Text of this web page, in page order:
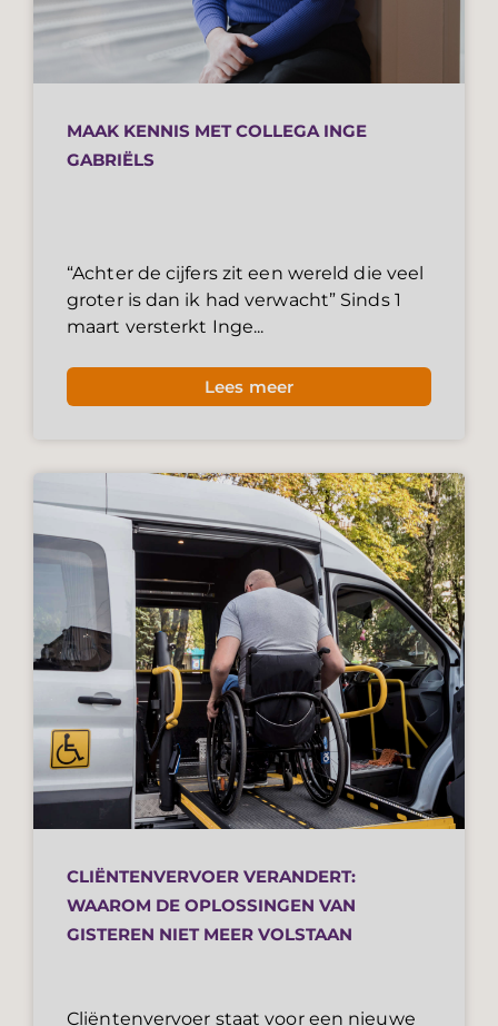
MAAK KENNIS MET COLLEGA INGE
GABRIËLS
“Achter de cijfers zit een wereld die veel
groter is dan ik had verwacht” Sinds 1
maart versterkt Inge...
Lees meer
CLIËNTENVERVOER VERANDERT:
WAAROM DE OPLOSSINGEN VAN
GISTEREN NIET MEER VOLSTAAN
Cliëntenvervoer staat voor een nieuwe